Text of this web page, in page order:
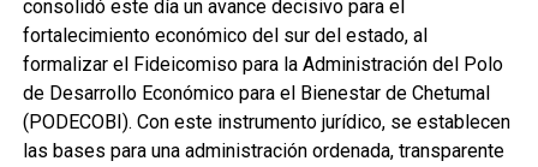
la construcción de 100 Centros Comunitarios en el país.
El subsecretario adelantó que la obra en Playa del Carmen
podría concluir en aproximadamente 90 días. El centro
contará con gimnasio de boxeo, trotapista, cancha techada
para voleibol, básquetbol y fútbol, además de espacios
consolidó este día un avance decisivo para el
fortalecimiento económico del sur del estado, al
formalizar el Fideicomiso para la Administración del Polo
de Desarrollo Económico para el Bienestar de Chetumal
(PODECOBI). Con este instrumento jurídico, se establecen
las bases para una administración ordenada, transparente